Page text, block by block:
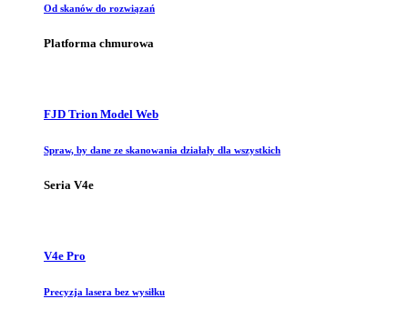
Od skanów do rozwiązań
Platforma chmurowa
FJD Trion Model Web
Spraw, by dane ze skanowania działały dla wszystkich
Seria V4e
V4e Pro
Precyzja lasera bez wysiłku